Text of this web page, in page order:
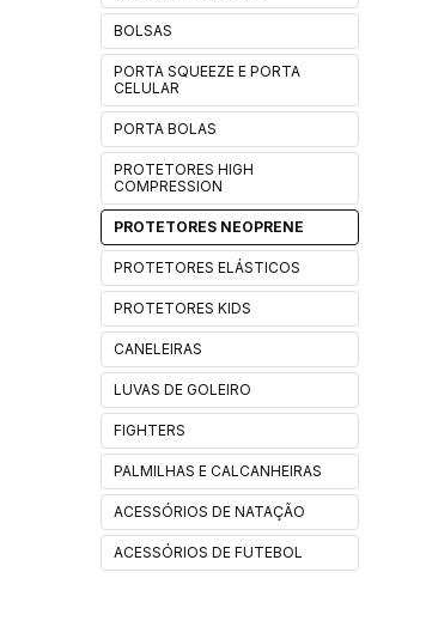
BOLSAS
PORTA SQUEEZE E PORTA
CELULAR
PORTA BOLAS
PROTETORES HIGH
COMPRESSION
PROTETORES NEOPRENE
PROTETORES ELÁSTICOS
PROTETORES KIDS
CANELEIRAS
LUVAS DE GOLEIRO
FIGHTERS
PALMILHAS E CALCANHEIRAS
ACESSÓRIOS DE NATAÇÃO
ACESSÓRIOS DE FUTEBOL